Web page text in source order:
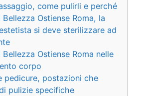
come pulirli e perché
Ostiense Roma, la
si deve sterilizzare ad
Ostiense Roma nelle
corpo
pedicure, postazioni che
pulizie specifiche